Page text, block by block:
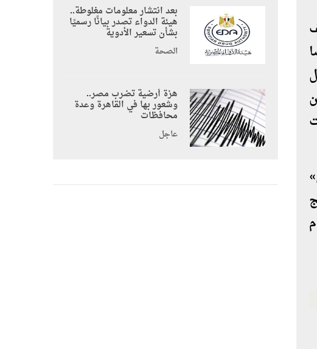
بعد انتشار معلومات مغلوطة..
هيئة الدواء تصدر بيانًا رسميًا
بشأن تسعير الأدوية
الصحة
هزة أرضية تضرب مصر..
وشعور بها في القاهرة وعدة
محافظات
عاجل